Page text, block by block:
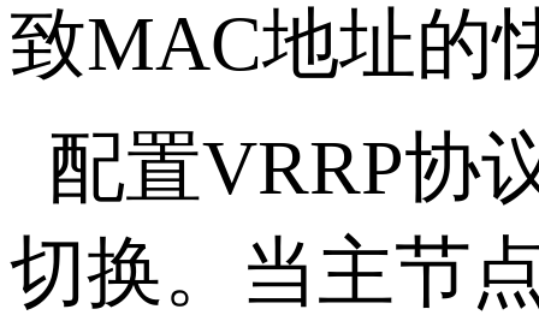
致MAC地址的
配置VRRP协
切换。当主节